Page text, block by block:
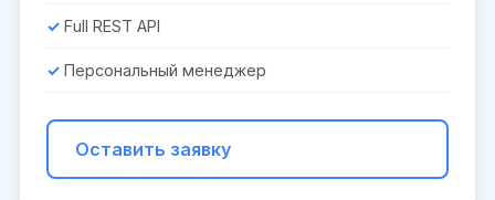
Full REST API
Персональный менеджер
Оставить заявку